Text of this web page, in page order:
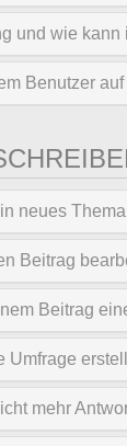
und wie kann
Benutzer
neues
Beitrag
Beitrag
Umfrage
mehr